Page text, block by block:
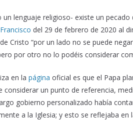
lenguaje religioso- existe un
del 29 de febrero de 2020 al
Cristo “por un lado no se puede
por otro no lo podéis considerar
en la página oficial es que el Papa
considerar un punto de referencia,
gobierno personalizado había
a la Iglesia; y esto se reflejaba